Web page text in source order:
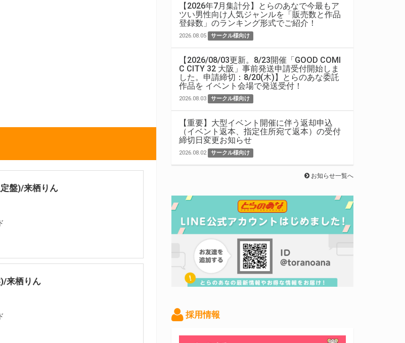
盤)/来栖りん
来栖りん
【2026年7月集計分】とらのあなで今最もア
ツい男性向け人気ジャンルを「販売数と作品
登録数」のランキング形式でご紹介！
2026.08.05 サークル様向け
【2026/08/03更新。8/23開催「GOOD COMI
C CITY 32 大阪」事前発送申請受付開始しま
した。申請締切：8/20(木)】とらのあな委託
作品を イベント会場で発送受付！
2026.08.03 サークル様向け
【重要】大型イベント開催に伴う返却申込
（イベント返本、指定住所宛て返本）の受付
締切日変更お知らせ
2026.08.02 サークル様向け
お知らせ一覧へ
採用情報